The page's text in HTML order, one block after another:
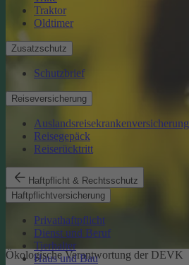
Traktor
Oldtimer
Zusatzschutz
Schutzbrief
Reiseversicherung
Auslandsreisekrankenversicherung
Reisegepäck
Reiserücktritt
Haftpflicht & Rechtsschutz
Haftpflichtversicherung
Privathaftpflicht
Dienst und Beruf
Tierhalter
Haus und Bau
Ökologische Verantwortung der DEVK